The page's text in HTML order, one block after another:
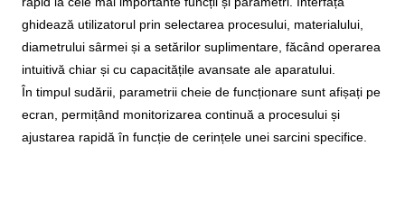
ghidează utilizatorul prin selectarea procesului, materialului,
diametrului sârmei și a setărilor suplimentare, făcând operarea
intuitivă chiar și cu capacitățile avansate ale aparatului.
În timpul sudării, parametrii cheie de funcționare sunt afișați pe
ecran, permițând monitorizarea continuă a procesului și
ajustarea rapidă în funcție de cerințele unei sarcini specifice.